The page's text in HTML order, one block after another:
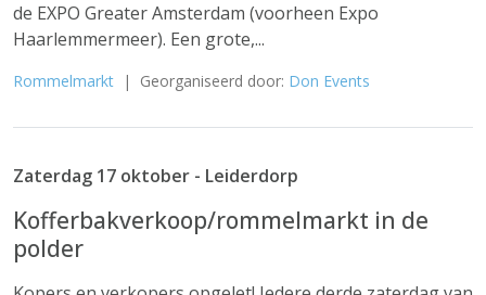
de EXPO Greater Amsterdam (voorheen Expo
Haarlemmermeer). Een grote,...
Rommelmarkt | Georganiseerd door: Don Events
Zaterdag 17 oktober - Leiderdorp
Kofferbakverkoop/rommelmarkt in de
polder